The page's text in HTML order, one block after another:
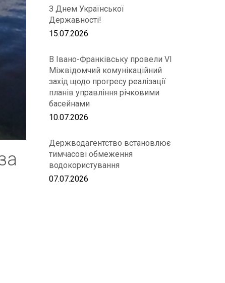
З Днем Української
Державності!
15.07.2026
В Івано-Франківську провели VІ
Міжвідомчий комунікаційний
захід щодо прогресу реалізації
планів управління річковими
басейнами
10.07.2026
Держводагентство встановлює
тимчасові обмеження
водокористування
07.07.2026